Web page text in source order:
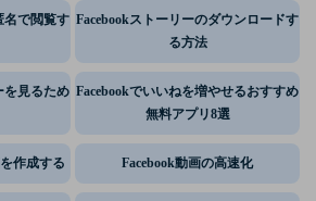
名で閲覧す Facebookストーリーのダウンロードす
る方法
を見るため Facebookでいいねを増やせるおすすめ
無料アプリ8選
作成する Facebook動画の高速化